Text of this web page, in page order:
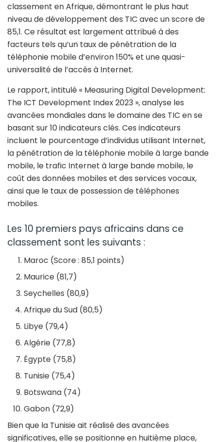
classement en Afrique, démontrant le plus haut
niveau de développement des TIC avec un score de
85,1. Ce résultat est largement attribué à des
facteurs tels qu’un taux de pénétration de la
téléphonie mobile d’environ 150% et une quasi-
universalité de l’accès à Internet.
Le rapport, intitulé « Measuring Digital Development:
The ICT Development Index 2023 », analyse les
avancées mondiales dans le domaine des TIC en se
basant sur 10 indicateurs clés. Ces indicateurs
incluent le pourcentage d’individus utilisant Internet,
la pénétration de la téléphonie mobile à large bande
mobile, le trafic Internet à large bande mobile, le
coût des données mobiles et des services vocaux,
ainsi que le taux de possession de téléphones
mobiles.
Les 10 premiers pays africains dans ce
classement sont les suivants :
Maroc (Score : 85,1 points)
Maurice (81,7)
Seychelles (80,9)
Afrique du Sud (80,5)
Libye (79,4)
Algérie (77,8)
Égypte (75,8)
Tunisie (75,4)
Botswana (74)
Gabon (72,9)
Bien que la Tunisie ait réalisé des avancées
significatives, elle se positionne en huitième place,